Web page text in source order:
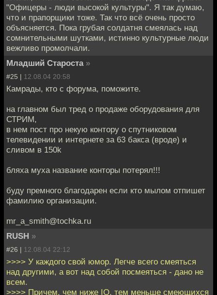
"Офицеры - люди высокой культуры". Я так думаю,
что и прапорщики тоже. Так что всё очень просто
объясняется. Пока грубая солдатня смеялась над
сомнительными шутками, истинно культурные люди
вежливо промолчали.
Младший Староста »
#25 | 12.08.04 20:58
Камрады, кто с форума, поможите.
на главном был тред о продаже оборудования для
СТРИМ,
в нем пост про некую контору о спутниковом
телевидении и интернете за 63 бакса (вроде) и
сливом в 150k
бляха муха название конторы потерял!!!
буду премного благодарен если кто мылом отпишет
фамилию организации.
mr_a_smith@tochka.ru
RUSH »
#26 | 12.08.04 22:12
>>>> У каждого свой юмор. Легче всего смеяться
над другими, а вот над собой посмеяться - дано не
всем.
>>>> Причем, чем ниже IQ, тем меньше смеющихся